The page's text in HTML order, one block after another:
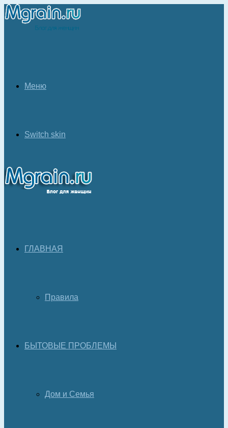
Меню
Switch skin
ГЛАВНАЯ
Правила
БЫТОВЫЕ ПРОБЛЕМЫ
Дом и Семья